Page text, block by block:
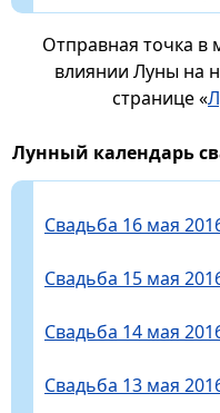
Отправная точка в
влиянии Луны на
странице «
Лунный календарь
Свадьба 16 мая
Свадьба 15 мая
Свадьба 14 мая
Свадьба 13 мая